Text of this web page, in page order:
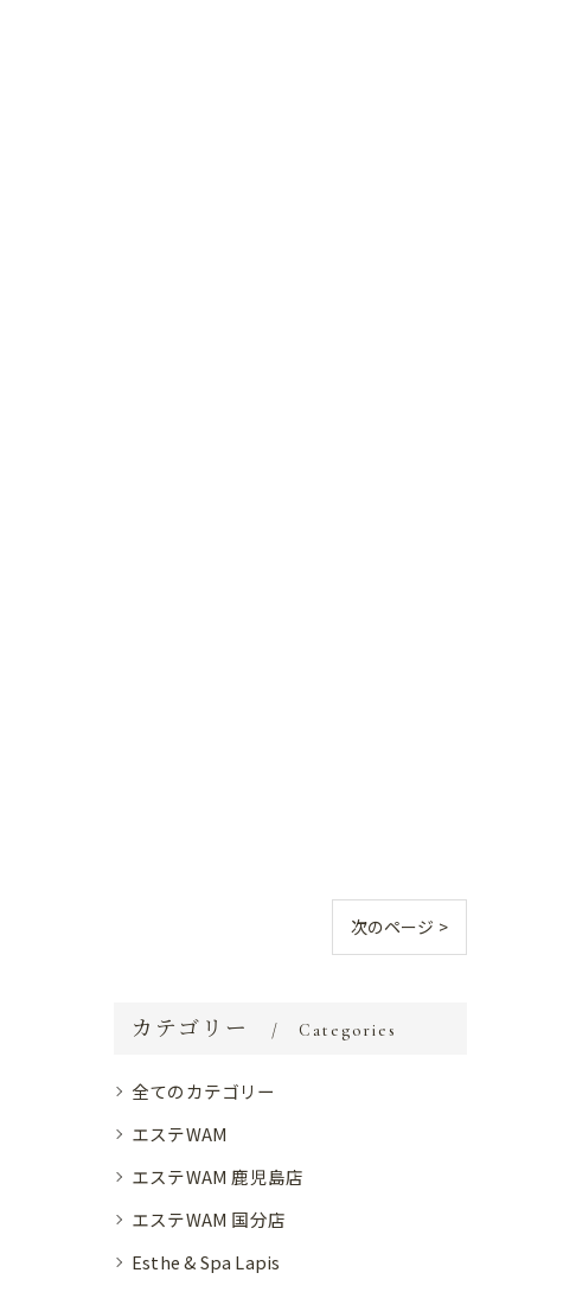
次のページ >
カテゴリー Categories
全てのカテゴリー
エステWAM
エステWAM 鹿児島店
エステWAM 国分店
Esthe & Spa Lapis